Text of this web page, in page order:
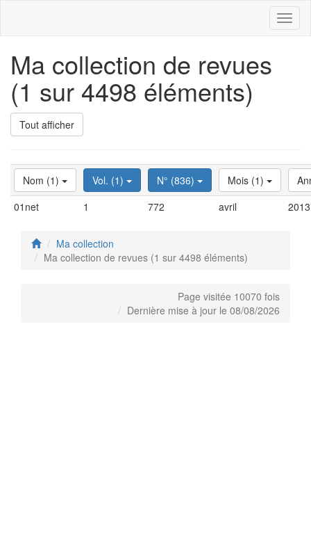
Ma collection de revues
(1 sur 4498 éléments)
Tout afficher
Nom (1) Vol. (1) N° (836) Mois (1)
01net
1 772 avril 2013
Ma collection
Ma collection de revues (1 sur 4498 éléments)
Page visitée 10070 fois
Dernière mise à jour le 08/08/2026